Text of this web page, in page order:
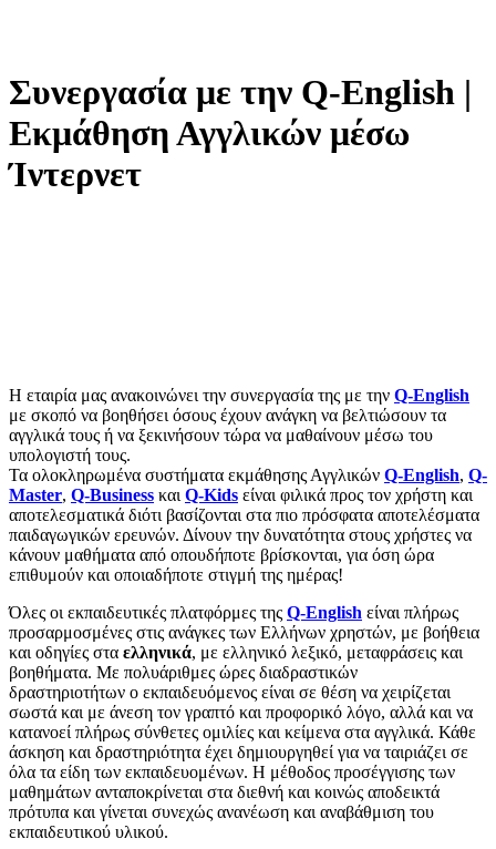
Συνεργασία με την Q-English |
Εκμάθηση Αγγλικών μέσω
Ίντερνετ
H εταιρία μας ανακοινώνει την συνεργασία της με την Q-English
με σκοπό να βοηθήσει όσους έχουν ανάγκη να βελτιώσουν τα
αγγλικά τους ή να ξεκινήσουν τώρα να μαθαίνουν μέσω του
υπολογιστή τους.
Τα ολοκληρωμένα συστήματα εκμάθησης Αγγλικών Q-English, Q-
Master, Q-Business και Q-Kids είναι φιλικά προς τον χρήστη και
αποτελεσματικά διότι βασίζονται στα πιο πρόσφατα αποτελέσματα
παιδαγωγικών ερευνών. Δίνουν την δυνατότητα στους χρήστες να
κάνουν μαθήματα από οπουδήποτε βρίσκονται, για όση ώρα
επιθυμούν και οποιαδήποτε στιγμή της ημέρας!
Όλες οι εκπαιδευτικές πλατφόρμες της Q-English είναι πλήρως
προσαρμοσμένες στις ανάγκες των Ελλήνων χρηστών, με βοήθεια
και οδηγίες στα ελληνικά, με ελληνικό λεξικό, μεταφράσεις και
βοηθήματα. Με πολυάριθμες ώρες διαδραστικών
δραστηριοτήτων ο εκπαιδευόμενος είναι σε θέση να χειρίζεται
σωστά και με άνεση τον γραπτό και προφορικό λόγο, αλλά και να
κατανοεί πλήρως σύνθετες ομιλίες και κείμενα στα αγγλικά. Κάθε
άσκηση και δραστηριότητα έχει δημιουργηθεί για να ταιριάζει σε
όλα τα είδη των εκπαιδευομένων. Η μέθοδος προσέγγισης των
μαθημάτων ανταποκρίνεται στα διεθνή και κοινώς αποδεικτά
πρότυπα και γίνεται συνεχώς ανανέωση και αναβάθμιση του
εκπαιδευτικού υλικού.